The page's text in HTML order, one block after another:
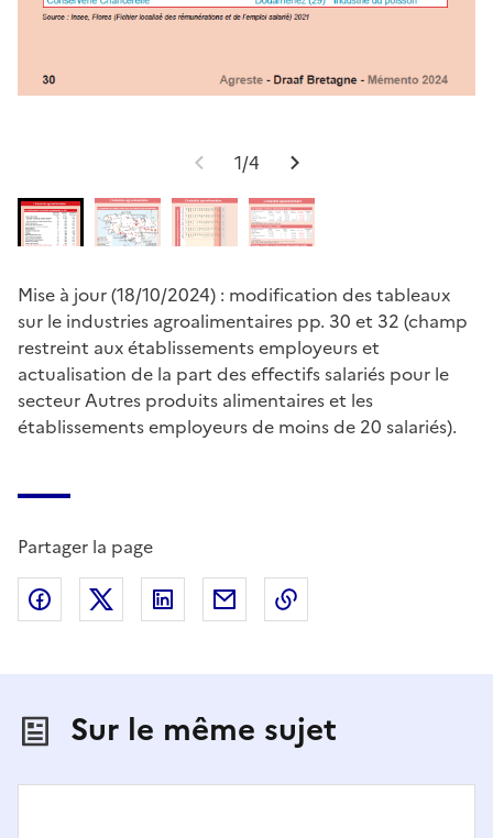
1/4
Mise à jour (18/10/2024) : modification des tableaux
sur le industries agroalimentaires pp. 30 et 32 (champ
restreint aux établissements employeurs et
actualisation de la part des effectifs salariés pour le
secteur Autres produits alimentaires et les
établissements employeurs de moins de 20 salariés).
Partager la page
Partager sur Facebook
Partager sur X (anciennement Twitter)
Partager sur LinkedIn
Partager par email
Sur le même sujet